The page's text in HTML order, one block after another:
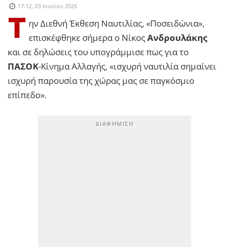
17:12, 03 Ιουνίου 2026
Τ ην Διεθνή Έκθεση Ναυτιλίας, «Ποσειδώνια»,
επισκέφθηκε σήμερα ο ΝίκοςΑνδρουλάκης
και σε δηλώσεις του υπογράμμισε πως για το
ΠΑΣΟΚ-Κίνημα Αλλαγής, «ισχυρή ναυτιλία σημαίνει
ισχυρή παρουσία της χώρας μας σε παγκόσμιο
επίπεδο».